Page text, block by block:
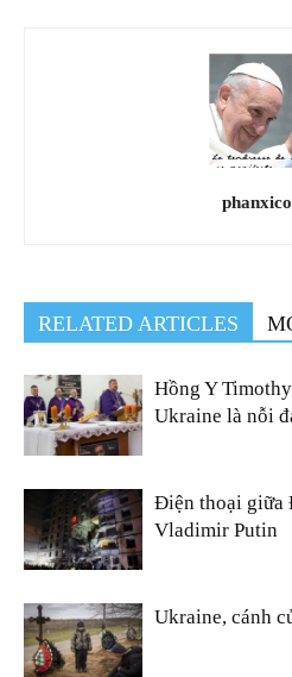
RELATED ARTICLES
Hồng Y
Ukraine là nỗi
Điện thoại giữa
Vladimir Putin
Ukraine, cánh